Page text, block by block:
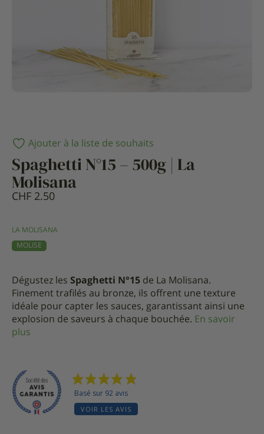
Ajouter à la liste de souhaits
Spaghetti N°15 – 500g | La
Molisana
CHF 2.50
LA MOLISANA
MOLISE
Dégustez les Spaghetti N°15 de La Molisana.
Finement trafilés au bronze, ils offrent une texture
idéale pour capter les sauces, garantissant ainsi une
explosion de saveurs à chaque bouchée. En savoir
plus
Basé sur 92 avis
VOIR LES AVIS